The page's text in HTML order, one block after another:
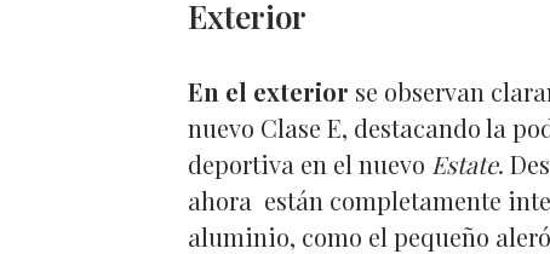
Exterior
En el exterior se observan
nuevo Clase E, destacando la
deportiva en el nuevo Estate.
ahora están completamente
aluminio, como el pequeño